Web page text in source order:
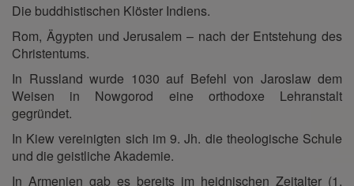
Die buddhistischen Klöster Indiens.
Rom, Ägypten und Jerusalem – nach der Entstehung des
Christentums.
In Russland wurde 1030 auf Befehl von Jaroslaw dem
Weisen in Nowgorod eine orthodoxe Lehranstalt
gegründet.
In Kiew vereinigten sich im 9. Jh. die theologische Schule
und die geistliche Akademie.
In Armenien gab es bereits im heidnischen Zeitalter (1.